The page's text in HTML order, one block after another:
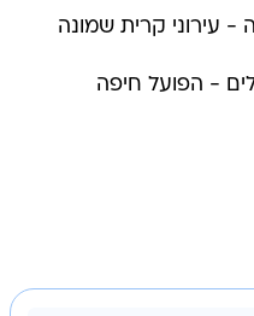
טבריה - עירוני קרית שמונה
ירושלים - הפועל חיפה